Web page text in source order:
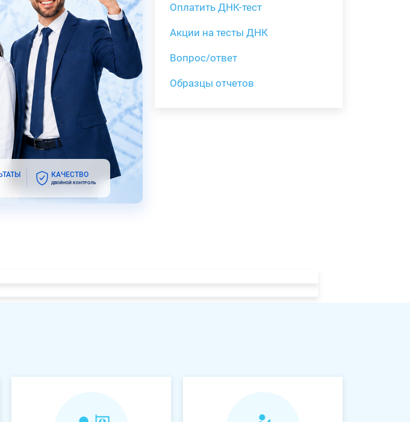
КАЧЕСТВО
ДВОЙНОЙ КОНТРОЛЬ
Оплатить ДНК-тест
Акции на тесты ДНК
Вопрос/ответ
Образцы отчетов